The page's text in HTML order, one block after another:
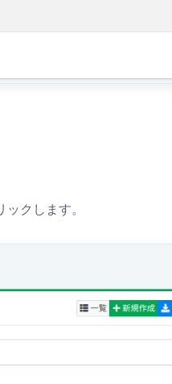
クします。